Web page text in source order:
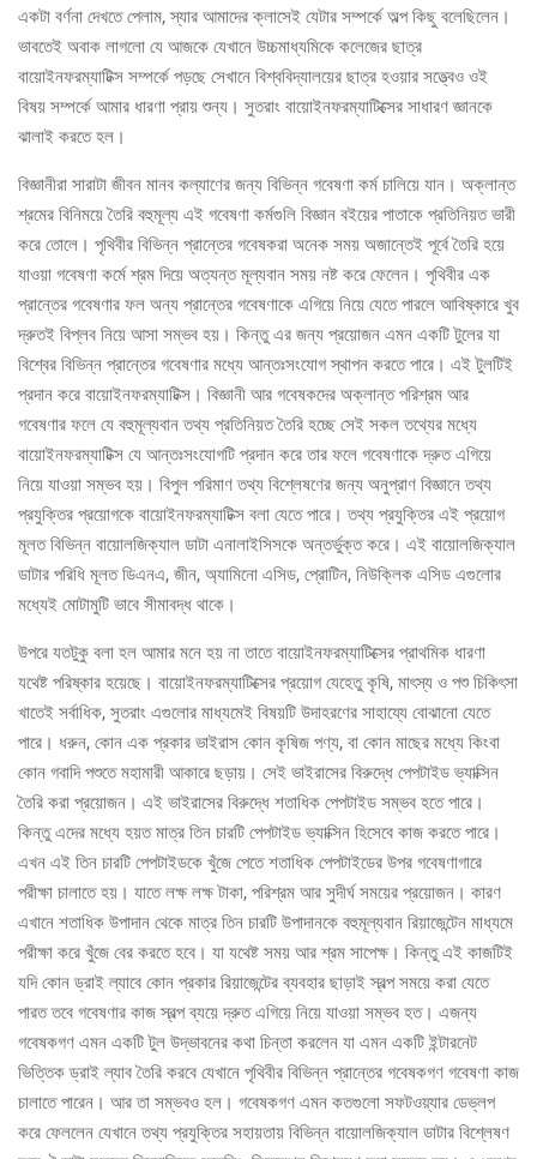
একটা বর্ণনা দেখতে পেলাম, স্যার আমাদের ক্লাসেই যেটার সম্পর্কে অল্প কিছু বলেছিলেন।
ভাবতেই অবাক লাগলো যে আজকে যেখানে উচ্চমাধ্যমিকে কলেজের ছাত্র
বায়োইনফরম্যাটিক্স সম্পর্কে পড়ছে সেখানে বিশ্ববিদ্যালয়ের ছাত্র হওয়ার সত্ত্বেও ওই
বিষয় সম্পর্কে আমার ধারণা প্রায় শুন্য। সুতরাং বায়োইনফরম্যাটিক্সের সাধারণ জ্ঞানকে
ঝালাই করতে হল।
বিজ্ঞানীরা সারাটা জীবন মানব কল্যাণের জন্য বিভিন্ন গবেষণা কর্ম চালিয়ে যান। অক্লান্ত
শ্রমের বিনিময়ে তৈরি বহুমূল্য এই গবেষণা কর্মগুলি বিজ্ঞান বইয়ের পাতাকে প্রতিনিয়ত ভারী
করে তোলে। পৃথিবীর বিভিন্ন প্রান্তের গবেষকরা অনেক সময় অজান্তেই পূর্বে তৈরি হয়ে
যাওয়া গবেষণা কর্মে শ্রম দিয়ে অত্যন্ত মূল্যবান সময় নষ্ট করে ফেলেন। পৃথিবীর এক
প্রান্তের গবেষণার ফল অন্য প্রান্তের গবেষণাকে এগিয়ে নিয়ে যেতে পারলে আবিষ্কারে খুব
দ্রুতই বিপ্লব নিয়ে আসা সম্ভব হয়। কিন্তু এর জন্য প্রয়োজন এমন একটি টুলের যা
বিশ্বের বিভিন্ন প্রান্তের গবেষণার মধ্যে আন্তঃসংযোগ স্থাপন করতে পারে। এই টুলটিই
প্রদান করে বায়োইনফরম্যাটিক্স। বিজ্ঞানী আর গবেষকদের অক্লান্ত পরিশ্রম আর
গবেষণার ফলে যে বহুমূল্যবান তথ্য প্রতিনিয়ত তৈরি হচ্ছে সেই সকল তথ্যের মধ্যে
বায়োইনফরম্যাটিক্স যে আন্তঃসংযোগটি প্রদান করে তার ফলে গবেষণাকে দ্রুত এগিয়ে
নিয়ে যাওয়া সম্ভব হয়। বিপুল পরিমাণ তথ্য বিশ্লেষণের জন্য অনুপ্রাণ বিজ্ঞানে তথ্য
প্রযুক্তির প্রয়োগকে বায়োইনফরম্যাটিক্স বলা যেতে পারে। তথ্য প্রযুক্তির এই প্রয়োগ
মূলত বিভিন্ন বায়োলজিক্যাল ডাটা এনালাইসিসকে অন্তর্ভুক্ত করে। এই বায়োলজিক্যাল
ডাটার পরিধি মূলত ডিএনএ, জীন, অ্যামিনো এসিড, প্রোটিন, নিউক্লিক এসিড এগুলোর
মধ্যেই মোটামুটি ভাবে সীমাবদ্ধ থাকে।
উপরে যতটুকু বলা হল আমার মনে হয় না তাতে বায়োইনফরম্যাটিক্সের প্রাথমিক ধারণা
যথেষ্ট পরিষ্কার হয়েছে। বায়োইনফরম্যাটিক্সের প্রয়োগ যেহেতু কৃষি, মাৎস্য ও পশু চিকিৎসা
খাতেই সর্বাধিক, সুতরাং এগুলোর মাধ্যমেই বিষয়টি উদাহরণের সাহায্যে বোঝানো যেতে
পারে। ধরুন, কোন এক প্রকার ভাইরাস কোন কৃষিজ পণ্য, বা কোন মাছের মধ্যে কিংবা
কোন গবাদি পশুতে মহামারী আকারে ছড়ায়। সেই ভাইরাসের বিরুদ্ধে পেপটাইড ভ্যাক্সিন
তৈরি করা প্রয়োজন। এই ভাইরাসের বিরুদ্ধে শতাধিক পেপটাইড সম্ভব হতে পারে।
কিন্তু এদের মধ্যে হয়ত মাত্র তিন চারটি পেপটাইড ভ্যাক্সিন হিসেবে কাজ করতে পারে।
এখন এই তিন চারটি পেপটাইডকে খুঁজে পেতে শতাধিক পেপটাইডের উপর গবেষণাগারে
পরীক্ষা চালাতে হয়। যাতে লক্ষ লক্ষ টাকা, পরিশ্রম আর সুদীর্ঘ সময়ের প্রয়োজন। কারণ
এখানে শতাধিক উপাদান থেকে মাত্র তিন চারটি উপাদানকে বহুমূল্যবান রিয়াজেন্টেন মাধ্যমে
পরীক্ষা করে খুঁজে বের করতে হবে। যা যথেষ্ট সময় আর শ্রম সাপেক্ষ। কিন্তু এই কাজটিই
যদি কোন ড্রাই ল্যাবে কোন প্রকার রিয়াজেন্টের ব্যবহার ছাড়াই স্বল্প সময়ে করা যেতে
পারত তবে গবেষণার কাজ স্বল্প ব্যয়ে দ্রুত এগিয়ে নিয়ে যাওয়া সম্ভব হত। এজন্য
গবেষকগণ এমন একটি টুল উদ্ভাবনের কথা চিন্তা করলেন যা এমন একটি ইন্টারনেট
ভিত্তিক ড্রাই ল্যাব তৈরি করবে যেখানে পৃথিবীর বিভিন্ন প্রান্তের গবেষকগণ গবেষণা কাজ
চালাতে পারেন। আর তা সম্ভবও হল। গবেষকগণ এমন কতগুলো সফটওয়্যার ডেভ্লপ
করে ফেললেন যেখানে তথ্য প্রযুক্তির সহায়তায় বিভিন্ন বায়োলজিক্যাল ডাটার বিশ্লেষণ